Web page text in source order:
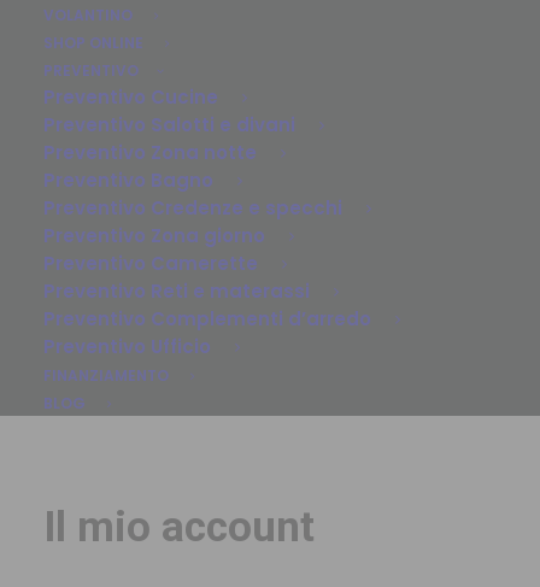
VOLANTINO
SHOP ONLINE
PREVENTIVO
Preventivo Cucine
Preventivo Salotti e divani
Preventivo Zona notte
Preventivo Bagno
Preventivo Credenze e specchi
Preventivo Zona giorno
Preventivo Camerette
Preventivo Reti e materassi
Preventivo Complementi d’arredo
Preventivo Ufficio
FINANZIAMENTO
BLOG
Il mio account